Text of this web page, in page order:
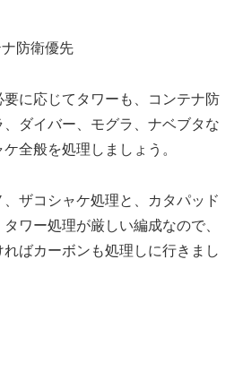
防衛優先
に応じてタワーも、コンテナ防
ダイバー、モグラ、ナベブタな
全般を処理しましょう。
ザコシャケ処理と、カタパッド
ワー処理が厳しい編成なので、
ばカーボンも処理しに行きまし